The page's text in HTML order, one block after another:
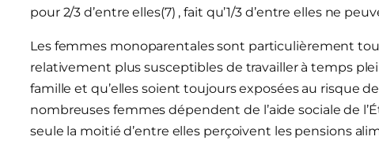
pour 2/3 d’entre elles(7) , fait qu’1/3 d’entre elles ne
Les femmes monoparentales sont particulièrement
relativement plus susceptibles de travailler à temps
famille et qu’elles soient toujours exposées au risque
nombreuses femmes dépendent de l’aide sociale de
seule la moitié d’entre elles perçoivent les pensions